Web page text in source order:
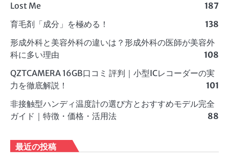
Lost Me
187
育毛剤「成分」を極める！
138
形成外科と美容外科の違いは？形成外科の医師が美容外
科に多い理由
108
QZTCAMERA 16GB口コミ 評判｜小型ICレコーダーの実
力を徹底解説！
101
非接触型ハンディ温度計の選び方とおすすめモデル完全
ガイド｜特徴・価格・活用法
88
最近の投稿